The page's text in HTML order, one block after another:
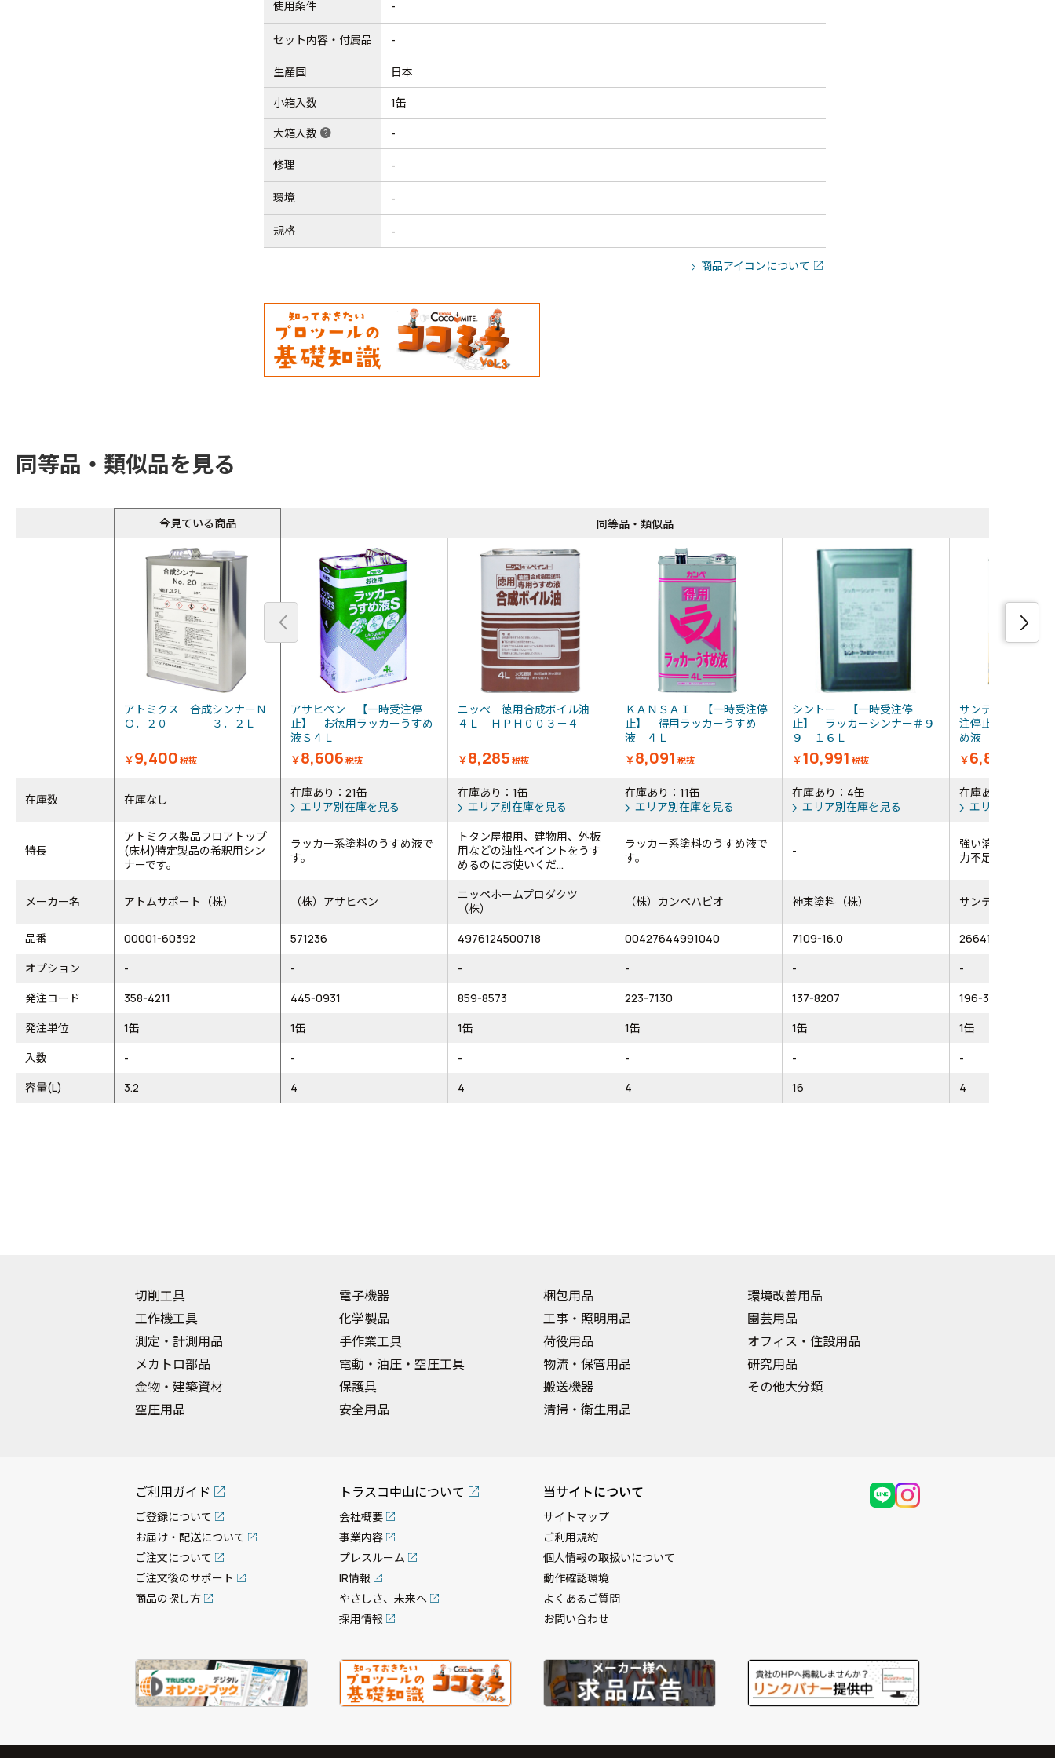
使用条件 -
セット内容・付属品 -
生産国 日本
小箱入数 1缶
大箱入数 help -
修理 -
環境 -
規格 -
商品アイコンについて
同等品・類似品を見る
今見ている商品
アトミクス 合成シンナーＮ
Ｏ．２０ ３．２Ｌ
￥9,400 税抜
アサヒペン 【一時受注停
止】 お徳用ラッカーうすめ
液Ｓ４Ｌ
￥8,606 税抜
ニッぺ 徳用合成ボイル油
４Ｌ ＨＰＨ００３－４
￥8,285 税抜
ＫＡＮＳＡＩ 【一時受注停
止】 得用ラッカーうすめ
液 ４Ｌ
￥8,091 税抜
シントー 【一時受注停
止】 ラッカーシンナー＃９
９ １６Ｌ
￥10,991 税抜
サンデーペイン
注停止】 高級ペ
め液 ４Ｌ
￥6,899
在庫数 在庫なし
在庫あり：21缶
エリア別在庫を見る
在庫あり：1缶
エリア別在庫を見る
在庫あり：11缶
エリア別在庫を見る
在庫あり：4缶
エリア別在庫を見る
在庫あり：2缶
エリア別在庫を
特長
アトミクス製品フロアトップ
(床材)特定製品の希釈用シン
ナーです。
ラッカー系塗料のうすめ液で
す。
トタン屋根用、建物用、外板
用などの油性ペイントをうす
めるのにお使いくだ...
ラッカー系塗料のうすめ液で
す。
-
強い溶解力で低温
力不足を解消しま
メーカー名 アトムサポート（株） （株）アサヒペン
ニッペホームプロダクツ
（株）
（株）カンペハピオ 神東塗料（株） サンデーペイント
品番 00001-60392 571236 4976124500718 00427644991040 7109-16.0
266418
オプション
- - - - -
-
発注コード
358-4211 445-0931 859-8573 223-7130 137-8207
196-3646
発注単位
1缶 1缶 1缶 1缶 1缶
1缶
入数
- - - - -
-
容量(L)
3.2 4 4 4 16 4
同等品・類似品
切削工具
工作機工具
測定・計測用品
メカトロ部品
金物・建築資材
空圧用品
電子機器
化学製品
手作業工具
電動・油圧・空圧工具
保護具
安全用品
梱包用品
工事・照明用品
荷役用品
物流・保管用品
搬送機器
清掃・衛生用品
環境改善用品
園芸用品
オフィス・住設用品
研究用品
その他大分類
ご利用ガイド
ご登録について
お届け・配送について
ご注文について
ご注文後のサポート
商品の探し方
トラスコ中山について
会社概要
事業内容
プレスルーム
IR情報
やさしさ、未来へ
採用情報
当サイトについて
サイトマップ
ご利用規約
個人情報の取扱いについて
動作確認環境
よくあるご質問
お問い合わせ